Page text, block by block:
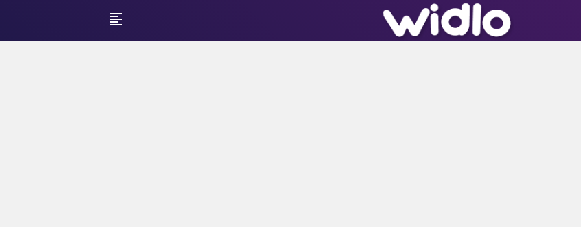
format_align_left